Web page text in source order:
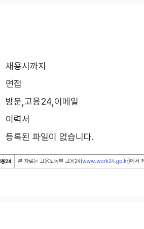
채용시까지
면접
방문,고용24,이메일
이력서
등록된 파일이 없습니다.